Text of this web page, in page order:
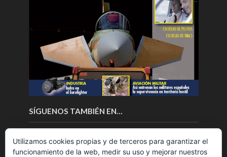
SÍGUENOS TAMBIÉN EN…
Utilizamos cookies propias y de terceros para garantizar el
funcionamiento de la web, medir su uso y mejorar nuestros